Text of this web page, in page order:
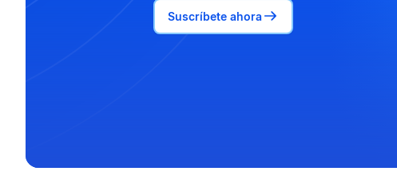
Suscríbete ahora